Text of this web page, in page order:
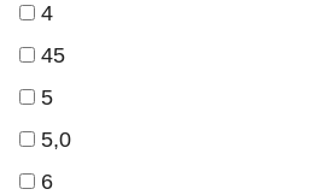
4
45
5
5,0
6